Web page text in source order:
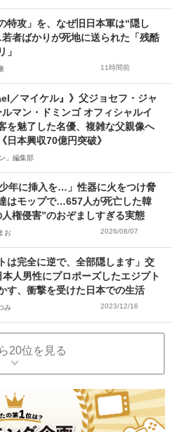
特攻」を、なぜ旧日本軍は“隠し
者ばかりが死地に送られた「残酷
」
11時間前
／マイケル』》父ジョセフ・ジャ
マン・ドミンゴ オフィシャルイ
を魅了した名優、複雑な父親像へ
日本興収70億円突破》
」編集部
少年に挿入を…」性器に火をつけ脅
はモップで…657人が死亡した韓
人権侵害”のおぞましすぎる実態
お 2026/08/07
は完全に逆で、全部隠します」交
本人男性にプロポーズしたエジプト
す、衝撃を受けた日本での生活
み 2023/12/16
20位を見る